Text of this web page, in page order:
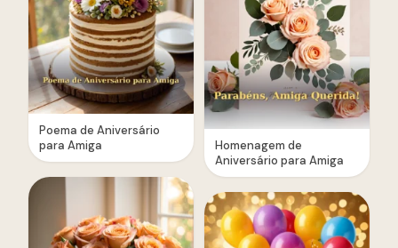
Poema de Aniversário
para Amiga
Homenagem de
Aniversário para Amiga